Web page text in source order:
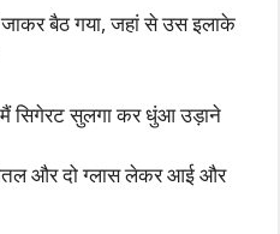
बैठ गया, जहां से उस इलाके
सिगेरट सुलगा कर धुंआ उड़ाने
और दो ग्लास लेकर आई और